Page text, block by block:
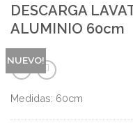
NUEVO!
DESCARGA
ALUMINIO 60cm
Medidas: 60cm